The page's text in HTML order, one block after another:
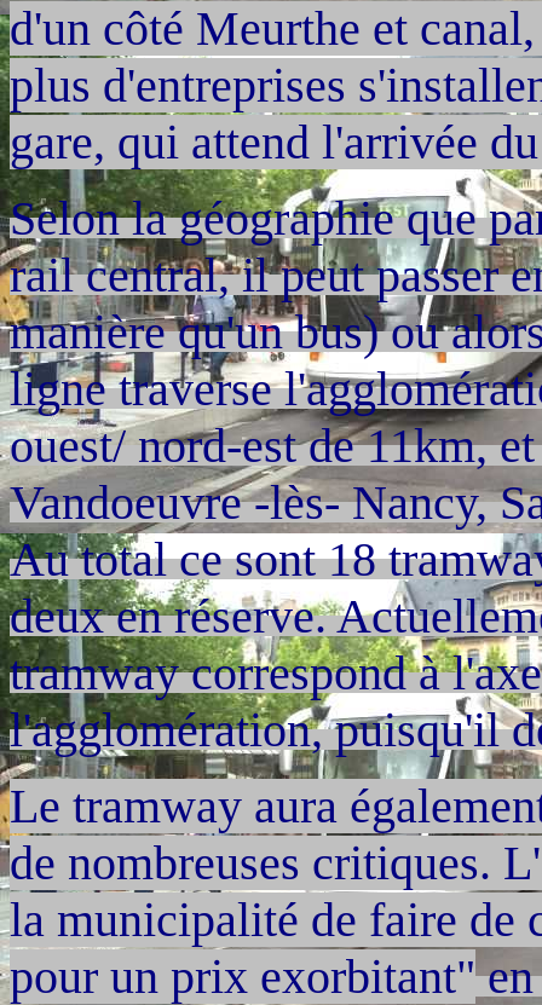
d'un côté Meurthe et
plus d'entreprises
gare, qui attend l'arrivée
Selon la géographie que
rail central, il peut passer
manière qu'un bus) ou
ligne traverse
ouest/ nord-est de 11km,
Vandoeuvre -lès- Nancy,
Au total ce sont 18
deux en réserve.
tramway correspond à
l'agglomération, puisqu'il
Le tramway aura
de nombreuses critiques.
la municipalité de faire de
pour un prix exorbitant"en